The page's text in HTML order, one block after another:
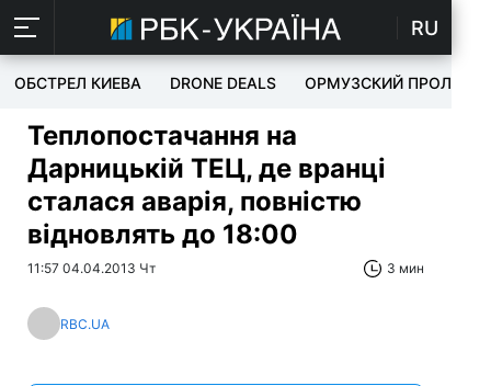
RU
ОБСТРЕЛ КИЕВА DRONE DEALS ОРМУЗСКИЙ ПРОЛИВ
Теплопостачання на
Дарницькій ТЕЦ, де вранці
сталася аварія, повністю
відновлять до 18:00
11:57 04.04.2013 Чт 3 мин
RBC.UA